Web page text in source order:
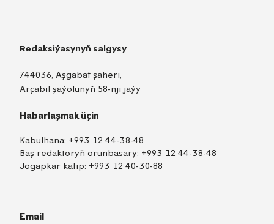
Redaksiýasynyň salgysy
744036, Aşgabat şäheri,
Arçabil şaýolunyň 58-nji jaýy
Habarlaşmak üçin
Kabulhana: +993 12 44-38-48
Baş redaktoryň orunbasary: +993 12 44-38-48
Jogapkär kätip: +993 12 40-30-88
Email